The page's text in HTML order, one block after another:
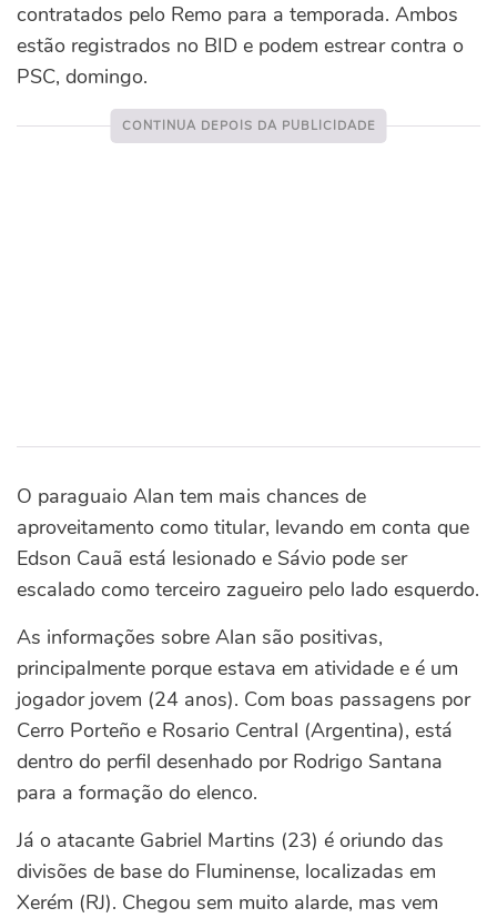
contratados pelo Remo para a temporada. Ambos
estão registrados no BID e podem estrear contra o
PSC, domingo.
O paraguaio Alan tem mais chances de
aproveitamento como titular, levando em conta que
Edson Cauã está lesionado e Sávio pode ser
escalado como terceiro zagueiro pelo lado esquerdo.
As informações sobre Alan são positivas,
principalmente porque estava em atividade e é um
jogador jovem (24 anos). Com boas passagens por
Cerro Porteño e Rosario Central (Argentina), está
dentro do perfil desenhado por Rodrigo Santana
para a formação do elenco.
Já o atacante Gabriel Martins (23) é oriundo das
divisões de base do Fluminense, localizadas em
Xerém (RJ). Chegou sem muito alarde, mas vem